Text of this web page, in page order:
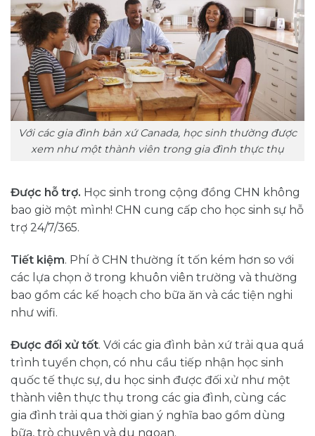
Với các gia đình bản xứ Canada, học sinh thường được
xem như một thành viên trong gia đình thực thụ
Được hỗ trợ. Học sinh trong cộng đồng CHN không
bao giờ một mình! CHN cung cấp cho học sinh sự hỗ
trợ 24/7/365.
Tiết kiệm. Phí ở CHN thường ít tốn kém hơn so với
các lựa chọn ở trong khuôn viên trường và thường
bao gồm các kế hoạch cho bữa ăn và các tiện nghi
như wifi.
Được đối xử tốt. Với các gia đình bản xứ trải qua quá
trình tuyển chọn, có nhu cầu tiếp nhận học sinh
quốc tế thực sự, du học sinh được đối xử như một
thành viên thực thụ trong các gia đình, cùng các
gia đình trải qua thời gian ý nghĩa bao gồm dùng
bữa, trò chuyện và du ngoạn.